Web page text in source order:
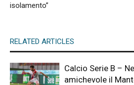
isolamento”
RELATED ARTICLES
Calcio Serie B –
amichevole il